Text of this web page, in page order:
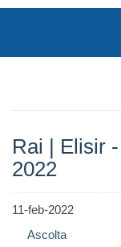
Rai | Elisir
2022
11-feb-2022
Ascolta